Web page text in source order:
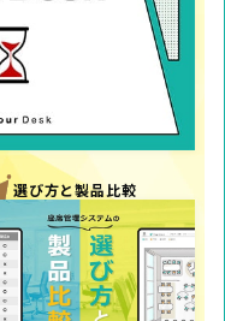
選び方と製品比較